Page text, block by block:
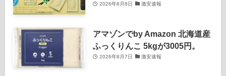
2026年8月8日 激安速報
アマゾンでby Amazon 北海道産
ふっくりんこ 5kgが3005円。
2026年8月7日 激安速報